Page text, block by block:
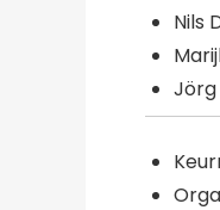
Nils
Jörg